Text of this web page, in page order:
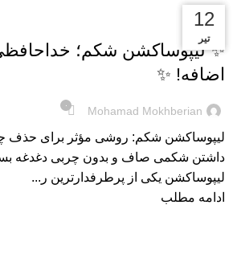
20
اسفند
خبر
✨ لیپوساکشن شکم؛
اضافه! ✨
Mohamad Mokhberian ۰
لیپوساکشن شکم: روشی مؤثر برای حذف
داشتن شکمی صاف و بدون چربی دغدغه
لیپوساکشن یکی از پرطرفدارترین ر...
ادامه مطلب
16
شهریور
12
تیر